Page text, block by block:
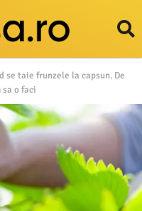
se taie frunzele la capsun. De
o faci